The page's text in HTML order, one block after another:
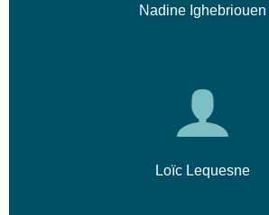
Nadine Ighebriouen
Loïc Lequesne